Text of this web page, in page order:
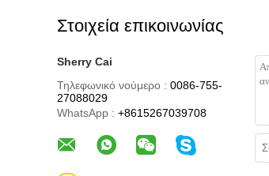
Στοιχεία επικοινωνίας
Sherry Cai
Τηλεφωνικό νούμερο : 0086-755-
27088029
WhatsApp : +8615267039708